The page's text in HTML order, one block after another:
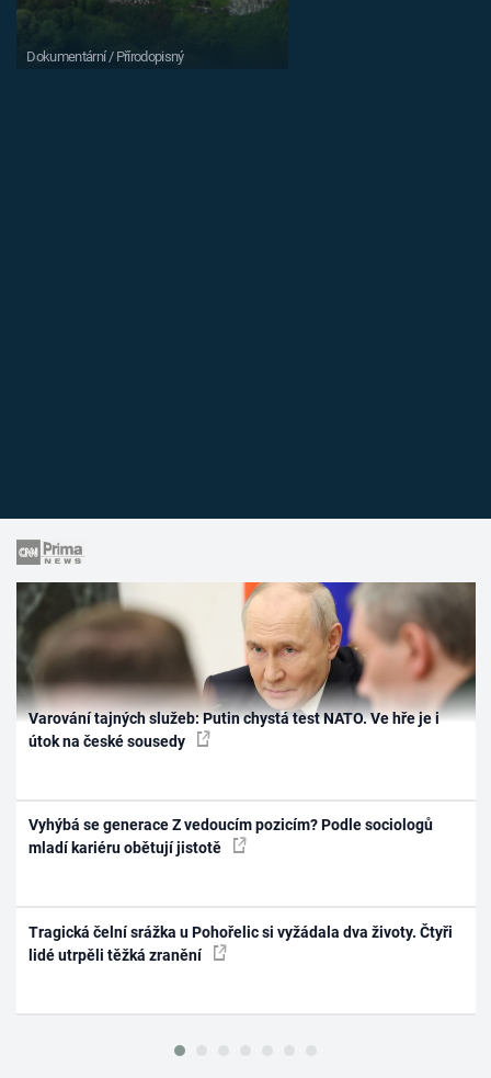
Dokumentární / Přírodopisný
Varování tajných služeb: Putin chystá test NATO. Ve hře je i
útok na české sousedy
Vyhýbá se generace Z vedoucím pozicím? Podle sociologů
mladí kariéru obětují jistotě
Tragická čelní srážka u Pohořelic si vyžádala dva životy. Čtyři
lidé utrpěli těžká zranění